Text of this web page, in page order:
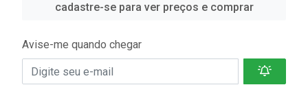
cadastre-se para ver preços e comprar
Avise-me quando chegar